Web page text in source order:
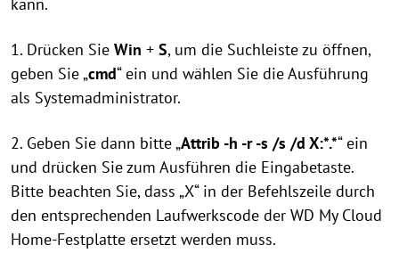
1. Drücken Sie Win + S, um die Suchleiste zu öffnen,
geben Sie „cmd“ ein und wählen Sie die Ausführung
als Systemadministrator.
2. Geben Sie dann bitte „Attrib -h -r -s /s /d X:*.*“ ein
und drücken Sie zum Ausführen die Eingabetaste.
Bitte beachten Sie, dass „X“ in der Befehlszeile durch
den entsprechenden Laufwerkscode der WD My Cloud
Home-Festplatte ersetzt werden muss.